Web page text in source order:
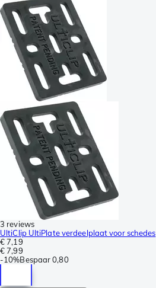
3 reviews
UltiClip UltiPlate verdeelplaat voor schedes
€ 7,19
€ 7,99
-10%Bespaar 0,80